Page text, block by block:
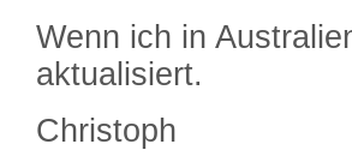
Wenn ich in
aktualisiert.
Christoph